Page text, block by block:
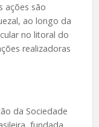
ações são
ao longo da
no litoral do
realizadoras
da Sociedade